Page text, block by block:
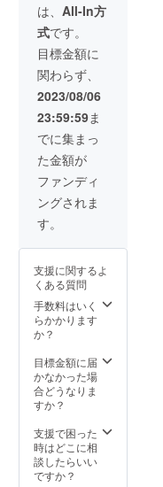
は、 All-In方
式です。
目標金額に
関わらず、
2023/08/06
23:59:59ま
でに集まっ
た金額が
ファンディ
ングされま
す。
支援に関するよ
くある質問
手数料はいく
らかかります
か？
目標金額に届
かなかった場
合どうなりま
すか？
支援で困った
時はどこに相
談したらいい
ですか？